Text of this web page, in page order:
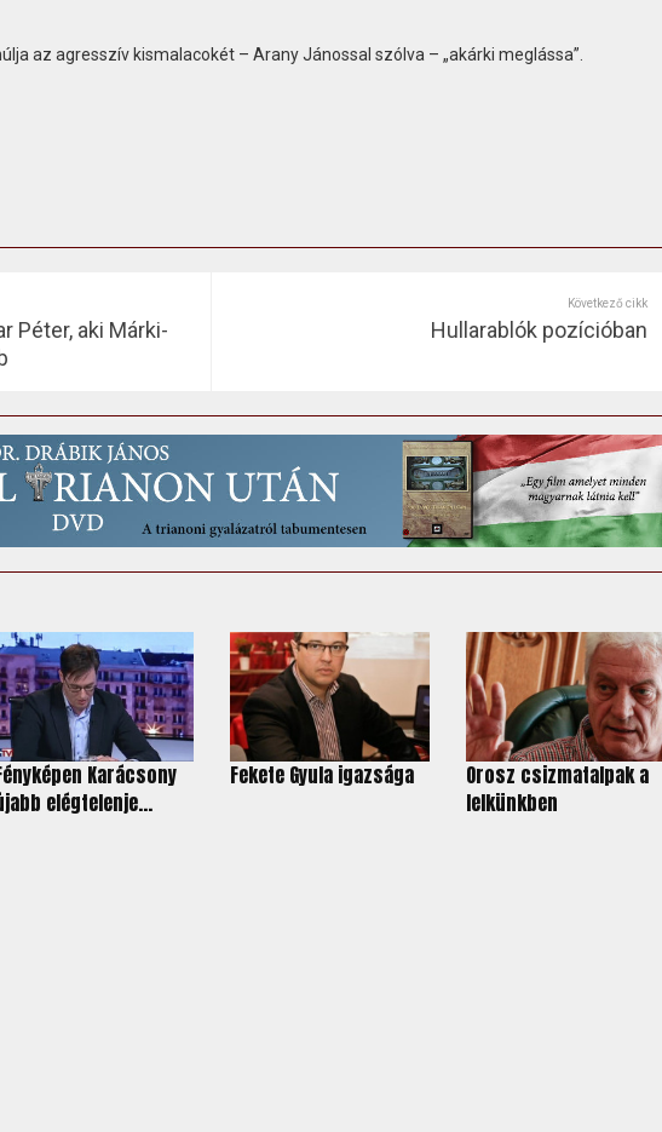
az agresszív kismalacokét – Arany Jánossal szólva – „akárki meglássa”.
Péter, aki Márki-
Következő cikk
Hullarablók pozícióban
Karácsony
elégtelenje...
Fekete Gyula igazsága
Orosz csizmatalpak a
lelkünkben